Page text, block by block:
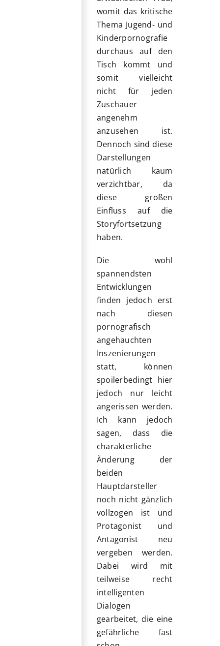
womit das kritische
Thema Jugend- und
Kinderpornografie
durchaus auf den
Tisch kommt und
somit vielleicht
nicht für jeden
Zuschauer
angenehm
anzusehen ist.
Dennoch sind diese
Darstellungen
natürlich kaum
verzichtbar, da
diese großen
Einfluss auf die
Storyfortsetzung
haben.
Die wohl
spannendsten
Entwicklungen
finden jedoch erst
nach diesen
pornografisch
angehauchten
Inszenierungen
statt, können
spoilerbedingt hier
jedoch nur leicht
angerissen werden.
Ich kann jedoch
sagen, dass die
charakterliche
Änderung der
beiden
Hauptdarsteller
noch nicht gänzlich
vollzogen ist und
Protagonist und
Antagonist neu
vergeben werden.
Dabei wird mit
teilweise recht
intelligenten
Dialogen
gearbeitet, die eine
gefährliche fast